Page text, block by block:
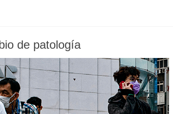
de patología